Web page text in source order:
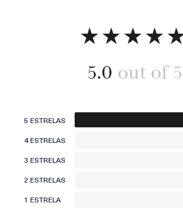
5.0
5 ESTRELAS
4 ESTRELAS
3 ESTRELAS
2 ESTRELAS
1 ESTRELA